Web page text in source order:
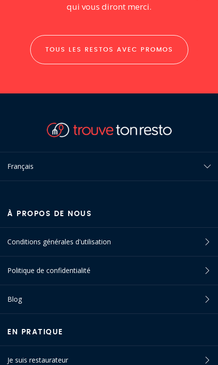
qui vous diront merci.
TOUS LES RESTOS AVEC PROMOS
Français
À PROPOS DE NOUS
Conditions générales d'utilisation
Politique de confidentialité
Blog
EN PRATIQUE
Je suis restaurateur